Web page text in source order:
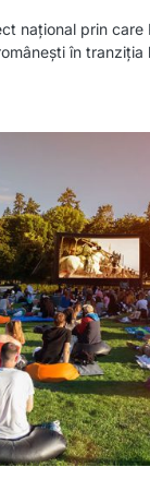
național prin care
în